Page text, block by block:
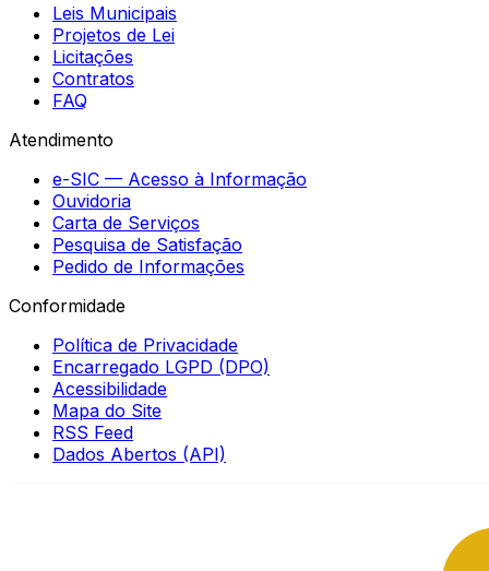
Leis Municipais
Projetos de Lei
Licitações
Contratos
FAQ
Atendimento
e-SIC — Acesso à Informação
Ouvidoria
Carta de Serviços
Pesquisa de Satisfação
Pedido de Informações
Conformidade
Política de Privacidade
Encarregado LGPD (DPO)
Acessibilidade
Mapa do Site
RSS Feed
Dados Abertos (API)